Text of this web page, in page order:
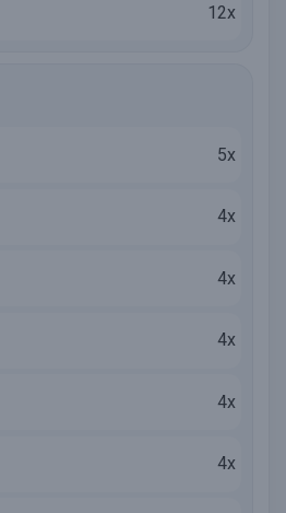
12x
5x
4x
4x
4x
4x
4x